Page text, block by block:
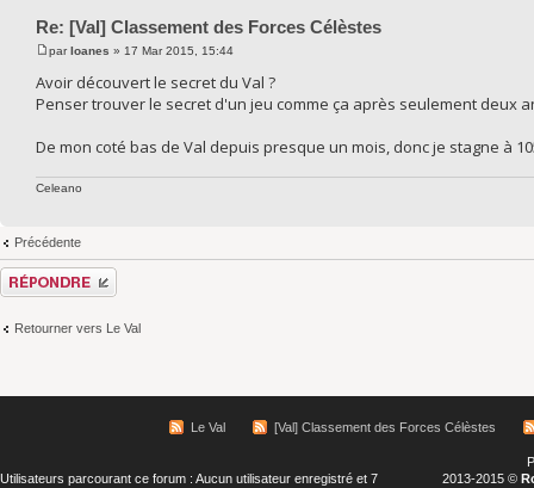
Re: [Val] Classement des Forces Célèstes
parIoanes » 17 Mar 2015, 15:44
Avoir découvert le secret du Val ?
Penser trouver le secret d'un jeu comme ça après seulement deux
De mon coté bas de Val depuis presque un mois, donc je stagne à
Celeano
Précédente
Répondre
Retourner vers Le Val
Le Val [Val] Classement des Forces Célèstes
Utilisateurs parcourant ce forum : Aucun utilisateur enregistré et 7
2013-2015 ©